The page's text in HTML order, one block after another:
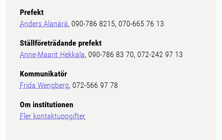
Prefekt
Anders Alanärä, 090-786 8215, 070-665 76 13
Ställföreträdande prefekt
Anne-Maarit Hekkala, 090-786 83 70, 072-242 97 13
Kommunikatör
Frida Wengberg, 072-566 97 78
Om institutionen
Fler kontaktuppgifter